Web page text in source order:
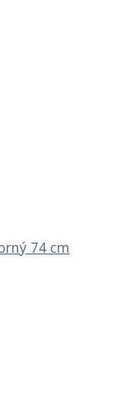
74 cm